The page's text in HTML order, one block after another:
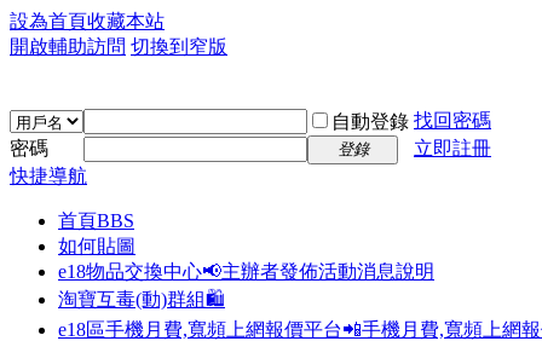
設為首頁收藏本站
開啟輔助訪問 切換到窄版
自動登錄 找回密碼
密碼
登錄
立即註冊
快捷導航
首頁BBS
如何貼圖
e18物品交換中心📢主辦者發佈活動消息說明
淘寶互毒(動)群組🛍️
e18區手機月費,寬頻上網報價平台📲手機月費,寬頻上網